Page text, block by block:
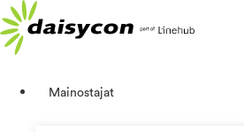
Mene
sisältöön
Mainostajat